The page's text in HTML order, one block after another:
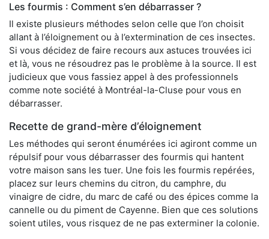
Les fourmis : Comment s’en débarrasser ?
Il existe plusieurs méthodes selon celle que l’on choisit
allant à l’éloignement ou à l’extermination de ces insectes.
Si vous décidez de faire recours aux astuces trouvées ici
et là, vous ne résoudrez pas le problème à la source. Il est
judicieux que vous fassiez appel à des professionnels
comme note société à Montréal-la-Cluse pour vous en
débarrasser.
Recette de grand-mère d’éloignement
Les méthodes qui seront énumérées ici agiront comme un
répulsif pour vous débarrasser des fourmis qui hantent
votre maison sans les tuer. Une fois les fourmis repérées,
placez sur leurs chemins du citron, du camphre, du
vinaigre de cidre, du marc de café ou des épices comme la
cannelle ou du piment de Cayenne. Bien que ces solutions
soient utiles, vous risquez de ne pas exterminer la colonie.